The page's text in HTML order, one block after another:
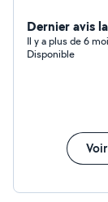
Dernier avis
Il y a plus de 6
Disponible